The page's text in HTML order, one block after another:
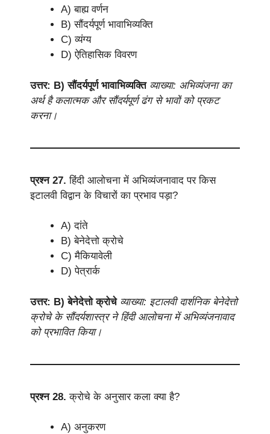
A) बाह्य वर्णन
B) सौंदर्यपूर्ण भावाभिव्यक्ति
C) व्यंग्य
D) ऐतिहासिक विवरण
उत्तर: B) सौंदर्यपूर्ण भावाभिव्यक्ति व्याख्या: अभिव्यंजना का
अर्थ है कलात्मक और सौंदर्यपूर्ण ढंग से भावों को प्रकट
करना।
प्रश्न 27. हिंदी आलोचना में अभिव्यंजनावाद पर किस
इटालवी विद्वान के विचारों का प्रभाव पड़ा?
A) दांते
B) बेनेदेत्तो क्रोचे
C) मैकियावेली
D) पेत्रार्क
उत्तर: B) बेनेदेत्तो क्रोचे व्याख्या: इटालवी दार्शनिक बेनेदेत्तो
क्रोचे के सौंदर्यशास्त्र ने हिंदी आलोचना में अभिव्यंजनावाद
को प्रभावित किया।
प्रश्न 28. क्रोचे के अनुसार कला क्या है?
A) अनुकरण